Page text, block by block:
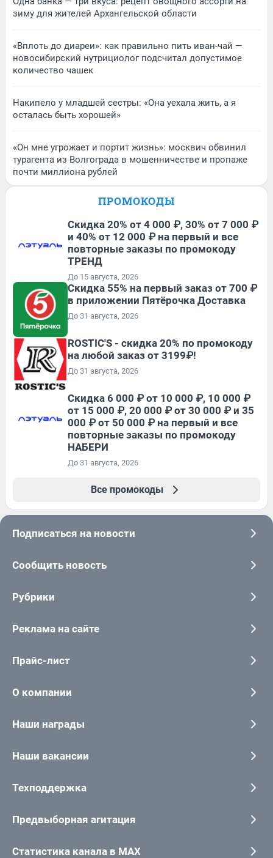
зиму для жителей Архангельской области
«Вплоть до диареи»: как правильно пить иван-чай —
новосибирский нутрициолог подсчитал допустимое
количество чашек
Накипело у младшей сестры: «Она уехала жить, а я
осталась быть хорошей»
«Он мне угрожает и портит жизнь»: москвич обвинил
турагента из Волгограда в мошенничестве и пропаже
почти миллиона рублей
ПРОМОКОДЫ
Скидка 20% от 4 000 ₽, 30% от 7 000 ₽
и 40% от 12 000 ₽ на первый и все
повторные заказы по промокоду
ТРЕНД
До 15 августа, 2026
Скидка 55% на первый заказ от 700 ₽
в приложении Пятёрочка Доставка
До 31 августа, 2026
ROSTIC'S - скидка 20% по промокоду
на любой заказ от 3199₽!
До 31 августа, 2026
Скидка 6 000 ₽ от 10 000 ₽, 10 000 ₽
от 15 000 ₽, 20 000 ₽ от 30 000 ₽ и 35
000 ₽ от 50 000 ₽ на первый и все
повторные заказы по промокоду
НАБЕРИ
До 31 августа, 2026
Все промокоды
Подписаться на новости
Сообщить новость
Рубрики
Реклама на сайте
Прайс-лист
О компании
Наши награды
Наши вакансии
Техподдержка
Предвыборная агитация
Статистика канала в MAX